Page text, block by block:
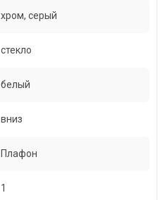
хром, серый
стекло
белый
вниз
Плафон
1